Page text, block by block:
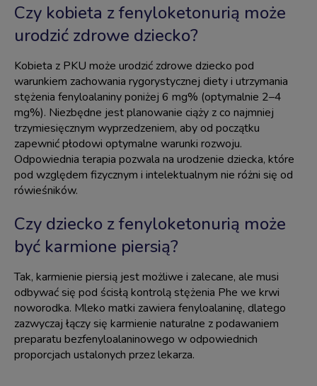
Czy kobieta z fenyloketonurią może
urodzić zdrowe dziecko?
Kobieta z PKU może urodzić zdrowe dziecko pod
warunkiem zachowania rygorystycznej diety i utrzymania
stężenia fenyloalaniny poniżej 6 mg% (optymalnie 2–4
mg%). Niezbędne jest planowanie ciąży z co najmniej
trzymiesięcznym wyprzedzeniem, aby od początku
zapewnić płodowi optymalne warunki rozwoju.
Odpowiednia terapia pozwala na urodzenie dziecka, które
pod względem fizycznym i intelektualnym nie różni się od
rówieśników.
Czy dziecko z fenyloketonurią może
być karmione piersią?
Tak, karmienie piersią jest możliwe i zalecane, ale musi
odbywać się pod ścisłą kontrolą stężenia Phe we krwi
noworodka. Mleko matki zawiera fenyloalaninę, dlatego
zazwyczaj łączy się karmienie naturalne z podawaniem
preparatu bezfenyloalaninowego w odpowiednich
proporcjach ustalonych przez lekarza.